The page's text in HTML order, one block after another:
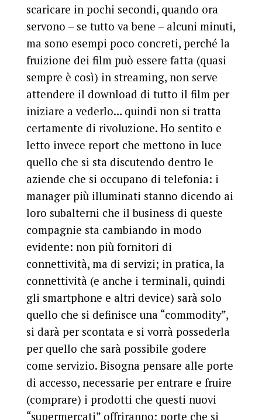
scaricare in pochi secondi, quando ora
servono – se tutto va bene – alcuni minuti,
ma sono esempi poco concreti, perché la
fruizione dei film può essere fatta (quasi
sempre è così) in streaming, non serve
attendere il download di tutto il film per
iniziare a vederlo… quindi non si tratta
certamente di rivoluzione. Ho sentito e
letto invece report che mettono in luce
quello che si sta discutendo dentro le
aziende che si occupano di telefonia: i
manager più illuminati stanno dicendo ai
loro subalterni che il business di queste
compagnie sta cambiando in modo
evidente: non più fornitori di
connettività, ma di servizi; in pratica, la
connettività (e anche i terminali, quindi
gli smartphone e altri device) sarà solo
quello che si definisce una “commodity”,
si darà per scontata e si vorrà possederla
per quello che sarà possibile godere
come servizio. Bisogna pensare alle porte
di accesso, necessarie per entrare e fruire
(comprare) i prodotti che questi nuovi
“supermercati” offriranno; porte che si